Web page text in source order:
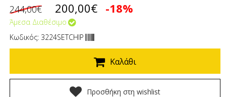
244,00€
200,00€ -18%
Άμεσα Διαθέσιμο
Κωδικός: 3224SETCHIP
Καλάθι
Προσθήκη στη wishlist